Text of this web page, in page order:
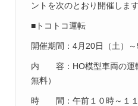
ントを次のとおり開催します
■トコトコ運転
開催期間：4月20日（土）～
内 容：HO模型車両の運
無料）
時 間：午前１０時～１１